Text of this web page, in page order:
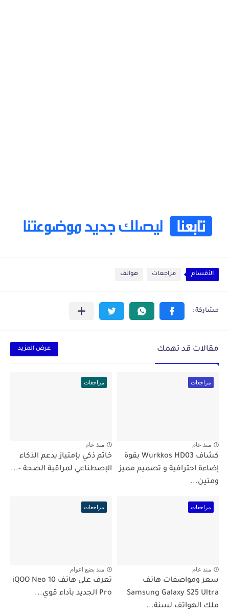
الأقسام مراجعات هواتف
مقالات قد تهمك عرض المزيد
مراجعات
منذ عام
كشاف Wurkkos HD03 بقوة
إضاءة احترافية و تصميم مميز
ومتين...
مراجعات
منذ عام
خاتم ذكي بإمتياز يدعم الذكاء
الإصطناعي لمراقبة الصحة -...
مراجعات
منذ عام
سعر ومواصفات هاتف
Samsung Galaxy S25 Ultra
ملك الهواتف لسنة...
مراجعات
منذ بضع اعوام
تعرف على هاتف iQOO Neo 10
Pro الجديد بأداء قوي...